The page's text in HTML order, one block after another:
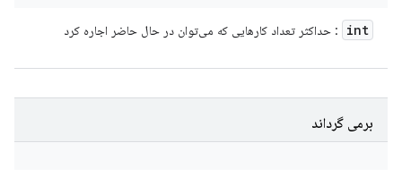
int : حداکثر تعداد کارهایی که می‌توان در حال حاضر اجاره کرد
برمی گرداند